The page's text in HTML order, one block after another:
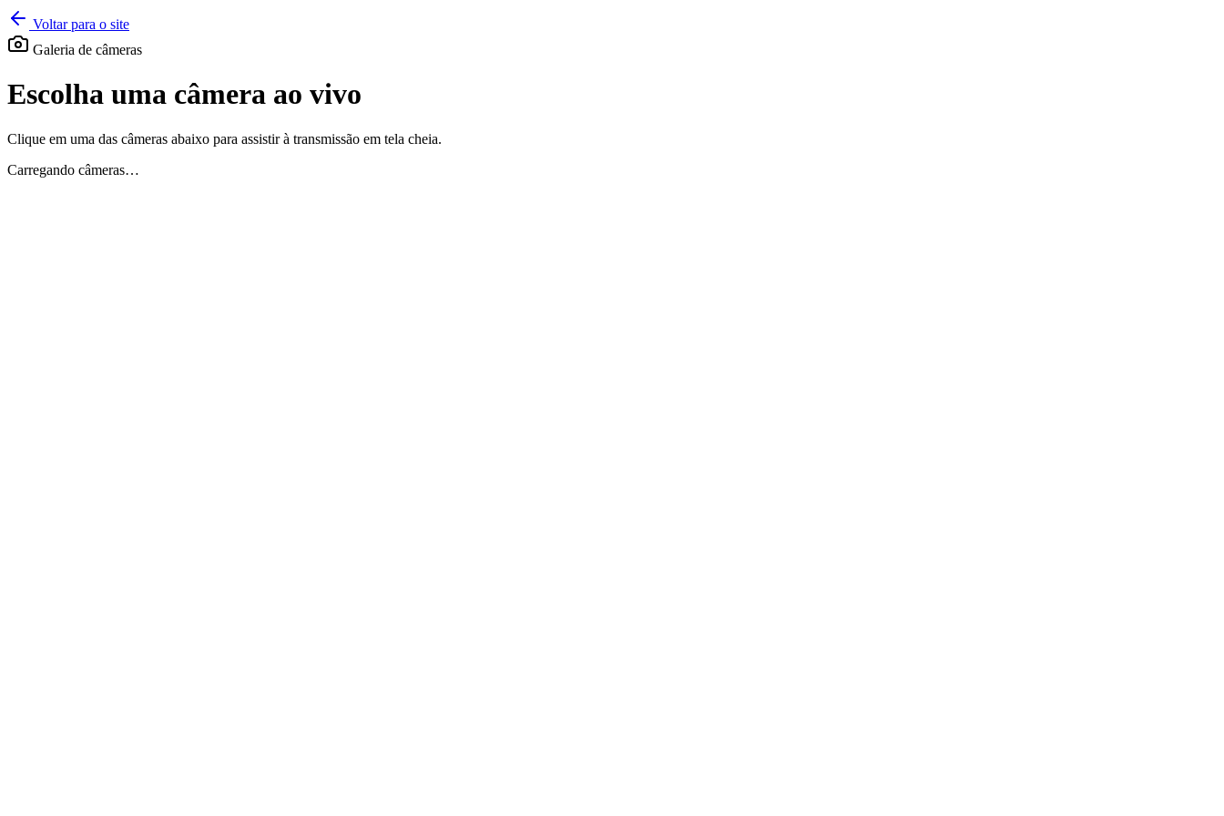
Voltar para o site
Galeria de câmeras
Escolha uma câmera ao vivo
Clique em uma das câmeras abaixo para assistir à transmissão em tela cheia.
Carregando câmeras…